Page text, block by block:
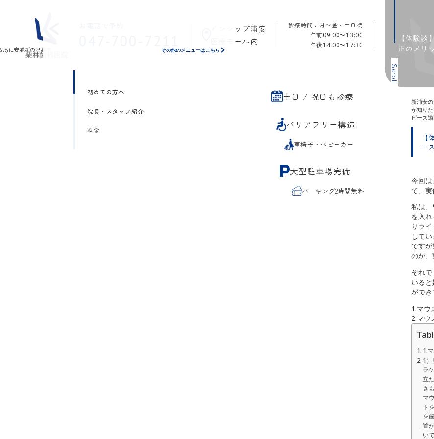
インシップ浦安
医療モール内
診療時間：月〜金・土日祝
午前09:00〜13:00
午後14:00〜17:30
初めての方へ
院長・スタッフ紹介
料金
土日 / 祝日も診療
バリアフリー構造
車椅子・ベビーカー
大型駐車場完備
パーキング2時間無料
その他のメニューはこちら
Scroll
【体験談
正のメリ
新浦安
が知りた
ピース
ー
今回は、
て、実
私は、
を入
りラ
してい
です
のが、
それ
いる
ができ
1.マウ
2.マウ
1.
1）
ラ
立
さ
マ
ト
を
置
い